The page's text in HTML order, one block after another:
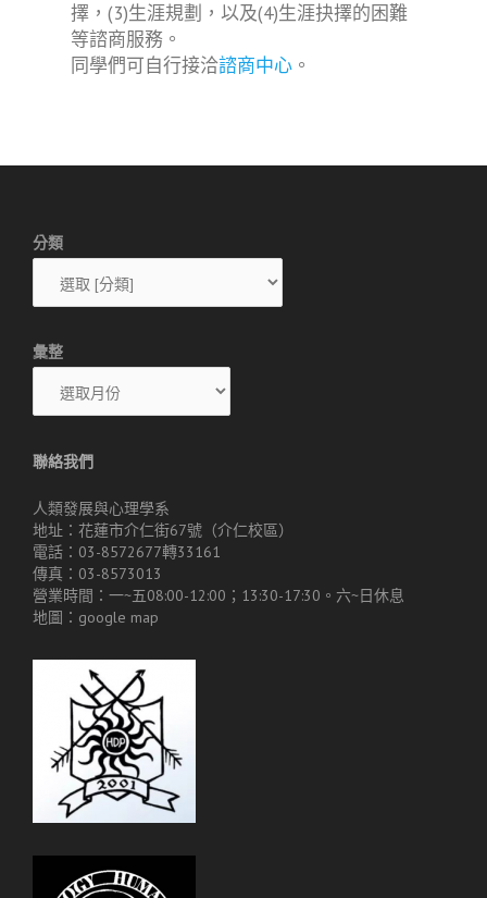
擇，(3)生涯規劃，以及(4)生涯抉擇的困難
等諮商服務。
同學們可自行接洽諮商中心 。
分類
彙整
聯絡我們
人類發展與心理學系
地址：花蓮市介仁街67號（介仁校區）
電話：03-8572677轉33161
傳真：03-8573013
營業時間：一~五08:00-12:00；13:30-17:30。六~日休息
地圖： google map